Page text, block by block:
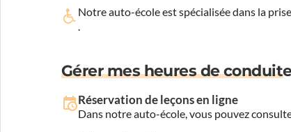
Notre auto-école est spécialisée dans la
.
Gérer mes heures de
Réservation de leçons en ligne
Dans notre auto-école, vous pouvez